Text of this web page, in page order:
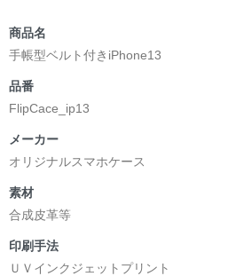
商品名
手帳型ベルト付きiPhone13
品番
FlipCace_ip13
メーカー
オリジナルスマホケース
素材
合成皮革等
印刷手法
ＵＶインクジェットプリント